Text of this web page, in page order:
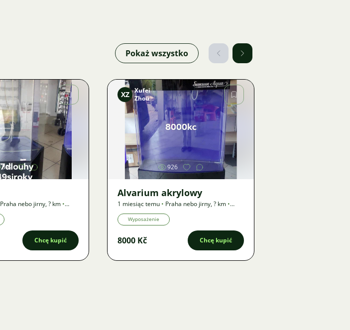
Pokaż wszystko
Zdjęcie
892
Praha nebo jirny,? km •
Chcę kupić
Zdjęcie
XZ
Xufei
Zhou
926
Alvarium akrylowy
1 miesiąc temu • Praha nebo jirny,? km •
Oferta
Wyposażenie
8000 Kč Chcę kupić